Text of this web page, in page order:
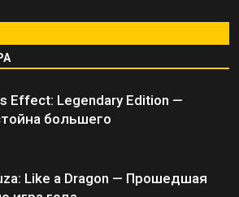
Effect: Legendary Edition —
большего
Like a Dragon — Прошедшая